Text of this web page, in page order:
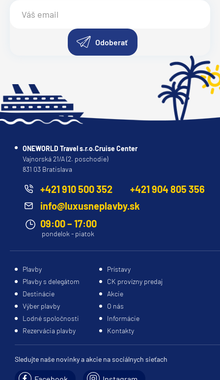
Odoberať
ONEWORLD Travel s.r.o.Cruise Center
Vajnorská 21/A (2. poschodie)
831 03 Bratislava
+421 910 500 352
+421 904 805 356
info@luxusneplavby.sk
09:00 – 17:00
pondelok - piatok
Plavby
Prístavy
Plavby s delegátom
CK provízny predaj
Destinácie
Akcie
Výber plavby
O nás
Lodné spoločnosti
Informácie
Rezervácia plavby
Kontakty
Sledujte naše novinky a akcie na sociálnych sieťach